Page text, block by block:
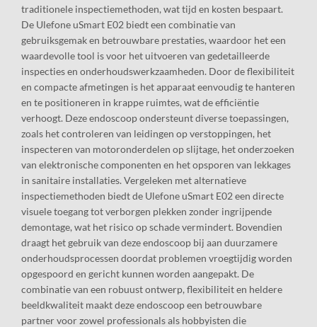
traditionele inspectiemethoden, wat tijd en kosten bespaart.
De Ulefone uSmart E02 biedt een combinatie van
gebruiksgemak en betrouwbare prestaties, waardoor het een
waardevolle tool is voor het uitvoeren van gedetailleerde
inspecties en onderhoudswerkzaamheden. Door de flexibiliteit
en compacte afmetingen is het apparaat eenvoudig te hanteren
en te positioneren in krappe ruimtes, wat de efficiëntie
verhoogt. Deze endoscoop ondersteunt diverse toepassingen,
zoals het controleren van leidingen op verstoppingen, het
inspecteren van motoronderdelen op slijtage, het onderzoeken
van elektronische componenten en het opsporen van lekkages
in sanitaire installaties. Vergeleken met alternatieve
inspectiemethoden biedt de Ulefone uSmart E02 een directe
visuele toegang tot verborgen plekken zonder ingrijpende
demontage, wat het risico op schade vermindert. Bovendien
draagt het gebruik van deze endoscoop bij aan duurzamere
onderhoudsprocessen doordat problemen vroegtijdig worden
opgespoord en gericht kunnen worden aangepakt. De
combinatie van een robuust ontwerp, flexibiliteit en heldere
beeldkwaliteit maakt deze endoscoop een betrouwbare
partner voor zowel professionals als hobbyisten die